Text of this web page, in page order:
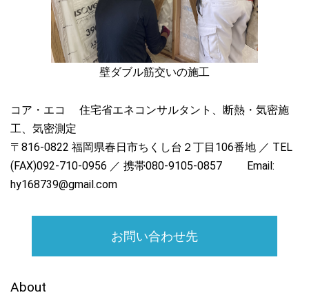
壁ダブル筋交いの施工
コア・エコ 住宅省エネコンサルタント、断熱・気密施
工、気密測定
〒816-0822 福岡県春日市ちくし台２丁目106番地 ／ TEL
(FAX)092-710-0956 ／ 携帯080-9105-0857 Email:
hy168739@gmail.com
お問い合わせ先
About